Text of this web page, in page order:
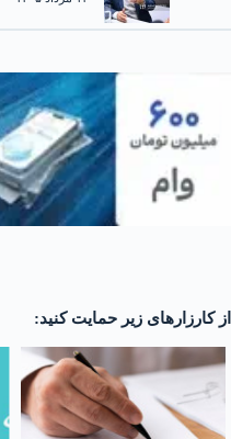
از کارزارهای زیر حمایت کنید: